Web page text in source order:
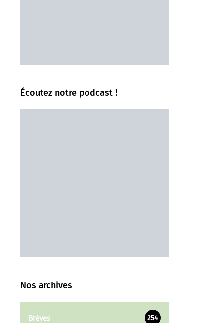
Écoutez notre podcast !
Nos archives
Brèves 254